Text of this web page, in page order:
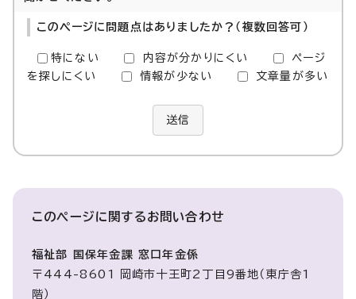
このページに問題点はありましたか？（複数回答可）
特にない 内容が分かりにくい
ページ
を探しにくい
情報が少ない 文章量が多い
送信
このページに関するお問い合わせ
福祉部 国保年金課 窓口年金係
〒444-8601 岡崎市十王町2丁目9番地（東庁舎1
階）